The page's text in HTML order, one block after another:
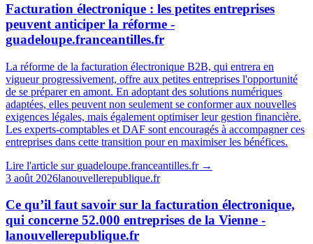
Facturation électronique : les petites entreprises
peuvent anticiper la réforme -
guadeloupe.franceantilles.fr
La réforme de la facturation électronique B2B, qui entrera en
vigueur progressivement, offre aux petites entreprises l'opportunité
de se préparer en amont. En adoptant des solutions numériques
adaptées, elles peuvent non seulement se conformer aux nouvelles
exigences légales, mais également optimiser leur gestion financière.
Les experts-comptables et DAF sont encouragés à accompagner ces
entreprises dans cette transition pour en maximiser les bénéfices.
Lire l'article sur guadeloupe.franceantilles.fr→
3 août 2026lanouvellerepublique.fr
Ce qu’il faut savoir sur la facturation électronique,
qui concerne 52.000 entreprises de la Vienne -
lanouvellerepublique.fr